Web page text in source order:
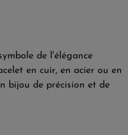
de l'élégance
en cuir, en acier ou en
bijou de précision et de